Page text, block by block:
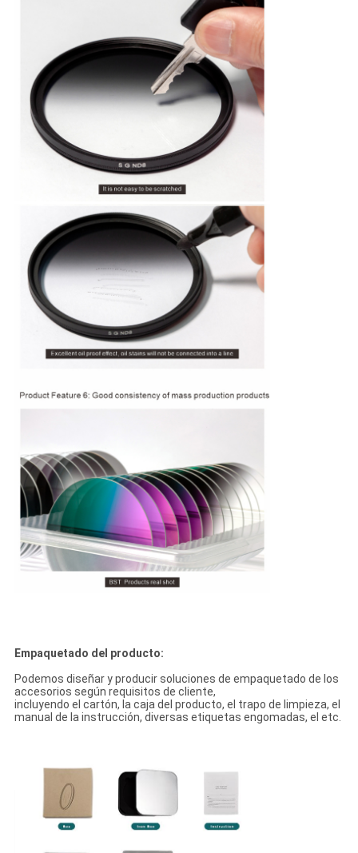
Empaquetado del producto:
Podemos diseñar y producir soluciones de empaquetado de los
accesorios según requisitos de cliente,
incluyendo el cartón, la caja del producto, el trapo de limpieza, el
manual de la instrucción, diversas etiquetas engomadas, el etc.